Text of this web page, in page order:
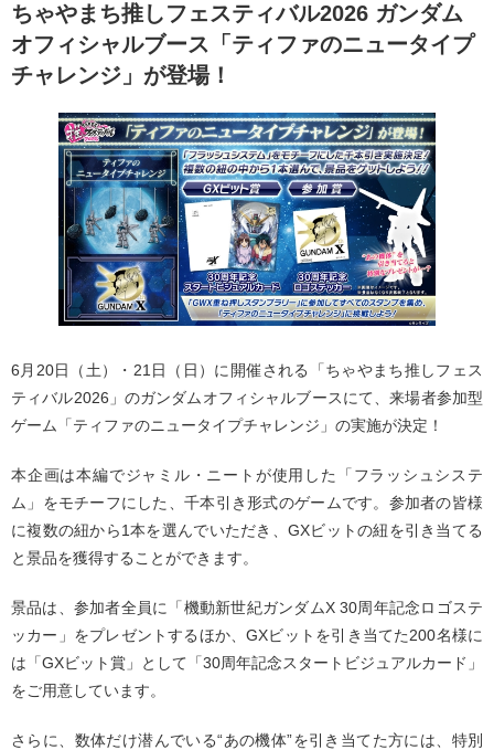
ちゃやまち推しフェスティバル2026 ガンダム
オフィシャルブース「ティファのニュータイプ
チャレンジ」が登場！
6月20日（土）・21日（日）に開催される「ちゃやまち推しフェス
ティバル2026」のガンダムオフィシャルブースにて、来場者参加型
ゲーム「ティファのニュータイプチャレンジ」の実施が決定！
本企画は本編でジャミル・ニートが使用した「フラッシュシステ
ム」をモチーフにした、千本引き形式のゲームです。参加者の皆様
に複数の紐から1本を選んでいただき、GXビットの紐を引き当てる
と景品を獲得することができます。
景品は、参加者全員に「機動新世紀ガンダムX 30周年記念ロゴステ
ッカー」をプレゼントするほか、GXビットを引き当てた200名様に
は「GXビット賞」として「30周年記念スタートビジュアルカード」
をご用意しています。
さらに、数体だけ潜んでいる“あの機体”を引き当てた方には、特別